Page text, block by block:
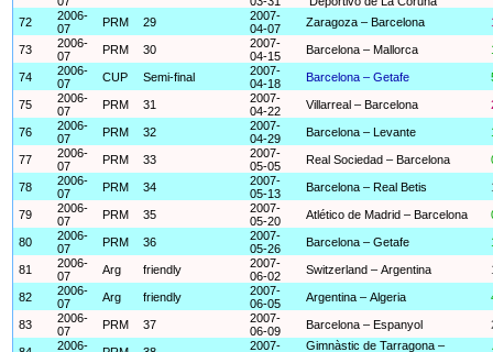
72
2006-
07
PRM 29
2007-
04-07
Zaragoza – Barcelona
73
2006-
07
PRM 30
2007-
04-15
Barcelona – Mallorca
74
2006-
07
CUP Semi-final
2007-
04-18
Barcelona – Getafe
75
2006-
07
PRM 31
2007-
04-22
Villarreal – Barcelona
76
2006-
07
PRM 32
2007-
04-29
Barcelona – Levante
77
2006-
07
PRM 33
2007-
05-05
Real Sociedad – Barcelona
78
2006-
07
PRM 34
2007-
05-13
Barcelona – Real Betis
79
2006-
07
PRM 35
2007-
05-20
Atlético de Madrid – Barcelona
80
2006-
07
PRM 36
2007-
05-26
Barcelona – Getafe
81
2006-
07
Arg friendly
2007-
06-02
Switzerland – Argentina
82
2006-
07
Arg friendly
2007-
06-05
Argentina – Algeria
83
2006-
07
PRM 37
2007-
06-09
Barcelona – Espanyol
2006-
2007-
Gimnàstic de Tarragona –